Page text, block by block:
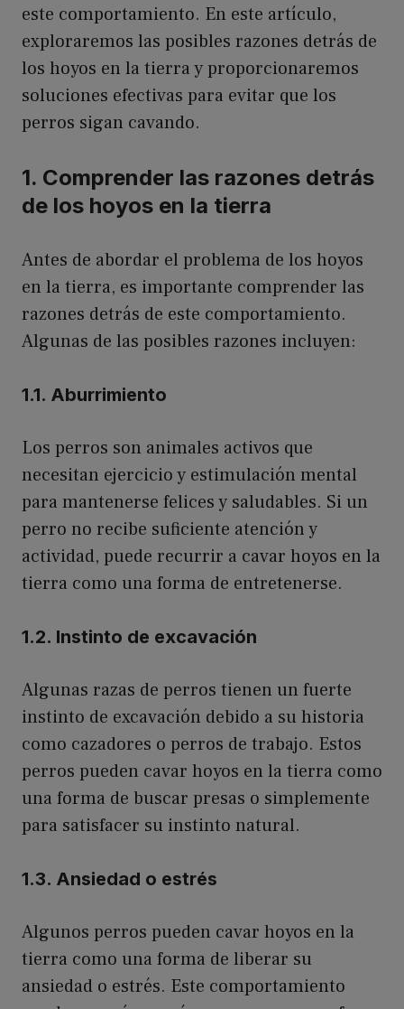
este comportamiento. En este artículo,
exploraremos las posibles razones detrás de
los hoyos en la tierra y proporcionaremos
soluciones efectivas para evitar que los
perros sigan cavando.
1. Comprender las razones detrás
de los hoyos en la tierra
Antes de abordar el problema de los hoyos
en la tierra, es importante comprender las
razones detrás de este comportamiento.
Algunas de las posibles razones incluyen:
1.1. Aburrimiento
Los perros son animales activos que
necesitan ejercicio y estimulación mental
para mantenerse felices y saludables. Si un
perro no recibe suficiente atención y
actividad, puede recurrir a cavar hoyos en la
tierra como una forma de entretenerse.
1.2. Instinto de excavación
Algunas razas de perros tienen un fuerte
instinto de excavación debido a su historia
como cazadores o perros de trabajo. Estos
perros pueden cavar hoyos en la tierra como
una forma de buscar presas o simplemente
para satisfacer su instinto natural.
1.3. Ansiedad o estrés
Algunos perros pueden cavar hoyos en la
tierra como una forma de liberar su
ansiedad o estrés. Este comportamiento